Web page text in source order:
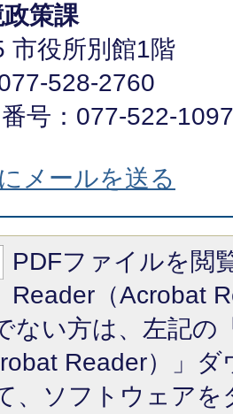
策課
市役所別館1階
528-2760
号：077-522-1097
メールを送る
PDFファイルを閲
Reader（Acrobat
ない方は、左記の
Reader）」
、ソフトウェア